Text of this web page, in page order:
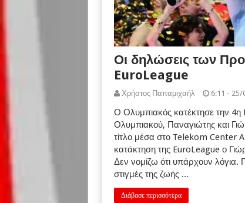
Οι δηλώσεις των
EuroLeague
Χρήστος Παπαμιχαήλ 6:11 - 25/
Ο Ολυμπιακός κατέκτησε την 4η
Ολυμπιακού, Παναγιώτης και
τίτλο μέσα στο Telekom Center
κατάκτηση της EuroLeague ο
Δεν νομίζω ότι υπάρχουν λόγια.
στιγμές της ζωής ...
Διάβασε περισσότερα